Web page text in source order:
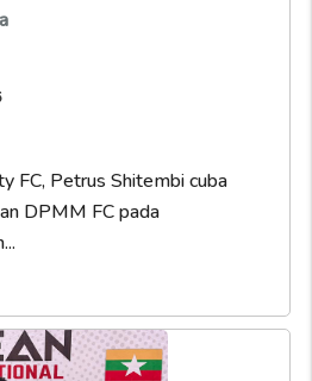
FC, Petrus Shitembi cuba
DPMM FC pada